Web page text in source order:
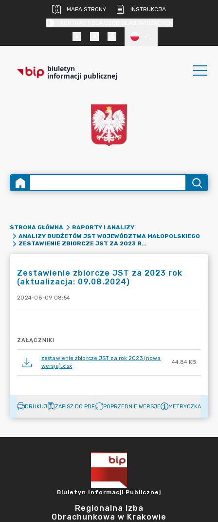
MAPA STRONY
INSTRUKCJA
biuletyn
informacji publicznej
STRONA GŁÓWNA
RAPORTY I ANALIZY
ANALIZY BUDŻETÓW JST WOJEWÓDZTWA MAŁOPOLSKIEGO
ZESTAWIENIE ZBIORCZE JST ZA 2023 ROK (AKTUALIZACJA: 09.08.2024)
Zestawienie zbiorcze JST za 2023 rok
(aktualizacja: 09.08.2024)
2024-08-09 08:54
ZAŁĄCZNIKI
zestawienie zbiorcze JST za rok 2023 (nowa
wersja).xlsx
44.84 KB
DRUKUJ ZAPISZ DO PDF POPRZEDNIE WERSJE METRYCZKA
Biuletyn Informacji Publicznej
Regionalna Izba
Obrachunkowa w Krakowie